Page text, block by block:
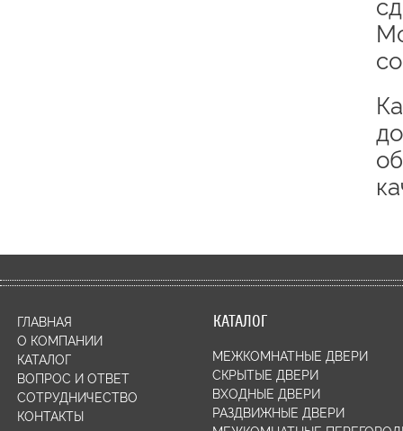
ГЛАВНАЯ
О КОМПАНИИ
КАТАЛОГ
ВОПРОС И ОТВЕТ
СОТРУДНИЧЕСТВО
КОНТАКТЫ
КАТАЛОГ
МЕЖКОМНАТНЫЕ ДВЕРИ
СКРЫТЫЕ ДВЕРИ
ВХОДНЫЕ ДВЕРИ
РАЗДВИЖНЫЕ ДВЕРИ